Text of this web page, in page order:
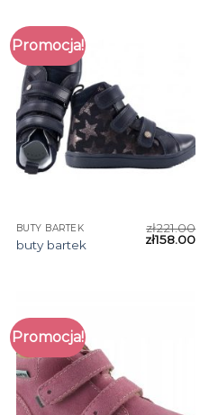
Promocja!
BUTY BARTEK
buty bartek
zł221.00
zł158.00
Promocja!